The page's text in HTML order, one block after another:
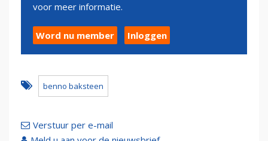
voor meer informatie.
Word nu member Inloggen
benno baksteen
Verstuur per e-mail